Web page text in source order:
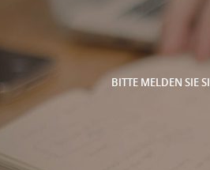
BITTE MELDEN SIE